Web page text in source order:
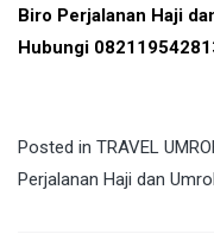
Biro Perjalanan Haji
Hubungi
Posted in TRAVEL
Perjalanan Haji dan